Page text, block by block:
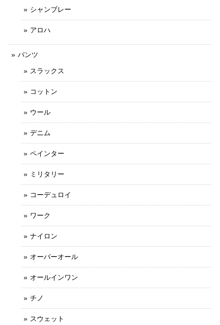
シャンブレー
アロハ
パンツ
スラックス
コットン
ウール
デニム
ペインター
ミリタリー
コーデュロイ
ワーク
ナイロン
オーバーオール
オールインワン
チノ
スウェット